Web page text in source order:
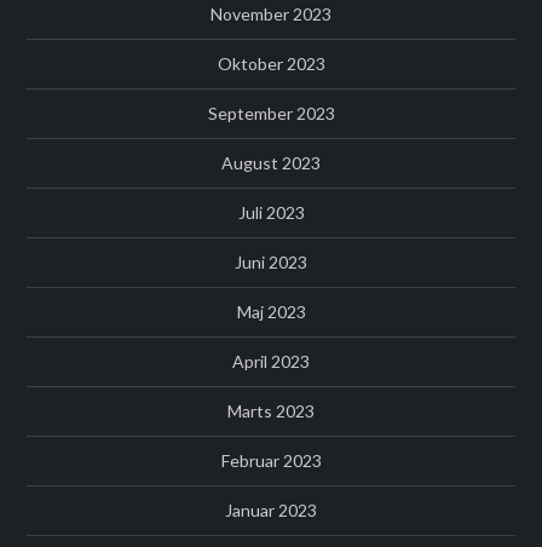
November 2023
Oktober 2023
September 2023
August 2023
Juli 2023
Juni 2023
Maj 2023
April 2023
Marts 2023
Februar 2023
Januar 2023